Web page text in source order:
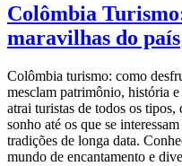
Colômbia
maravilhas do país
Colômbia turismo: como
mesclam patrimônio, história
atrai turistas de todos os tipos,
sonho até os que se
tradições de longa data.
mundo de encantamento e